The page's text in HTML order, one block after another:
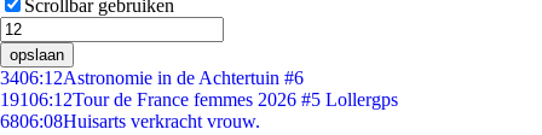
Scrollbar gebruiken
opslaan
3406:12Astronomie in de Achtertuin #6
19106:12Tour de France femmes 2026 #5 Lollergps
6806:08Huisarts verkracht vrouw.